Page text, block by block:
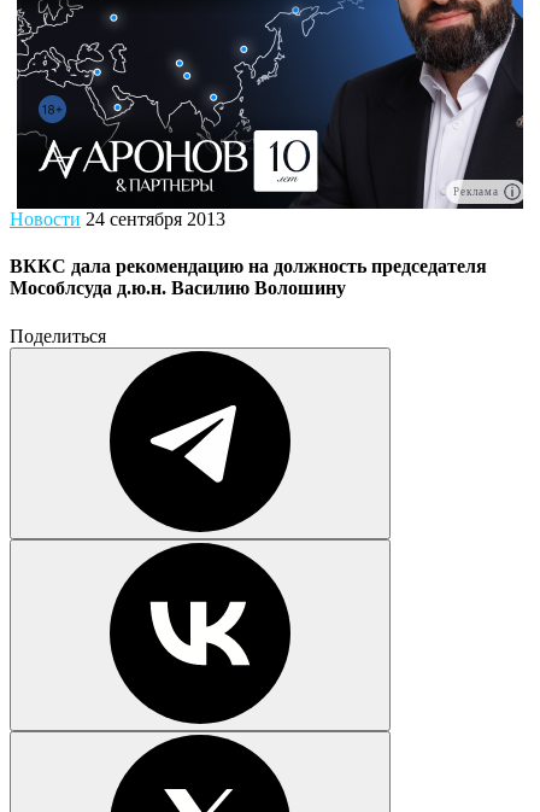
Реклама
Новости 24 сентября 2013
ВККС дала рекомендацию на должность председателя
Мособлсуда д.ю.н. Василию Волошину
Поделиться